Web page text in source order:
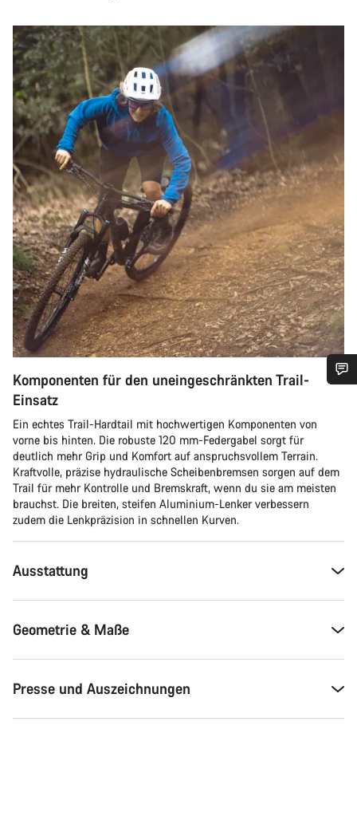
Komponenten für den uneingeschränkten Trail-
Einsatz
Ein echtes Trail-Hardtail mit hochwertigen Komponenten von
vorne bis hinten. Die robuste 120 mm-Federgabel sorgt für
deutlich mehr Grip und Komfort auf anspruchsvollem Terrain.
Kraftvolle, präzise hydraulische Scheibenbremsen sorgen auf dem
Trail für mehr Kontrolle und Bremskraft, wenn du sie am meisten
brauchst. Die breiten, steifen Aluminium-Lenker verbessern
zudem die Lenkpräzision in schnellen Kurven.
Ausstattung
Geometrie & Maße
Presse und Auszeichnungen
Benötigst du Hilfe?
Unsere Experten stehen dir jetzt im Chat zur Verfügung.
Chat starten